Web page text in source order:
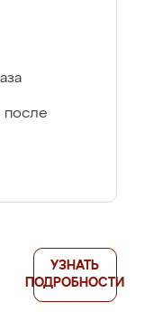
после
УЗНАТЬ
ПОДРОБНОСТИ